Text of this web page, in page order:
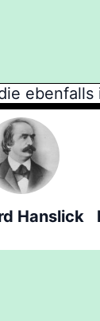
ebenfalls
Hanslick